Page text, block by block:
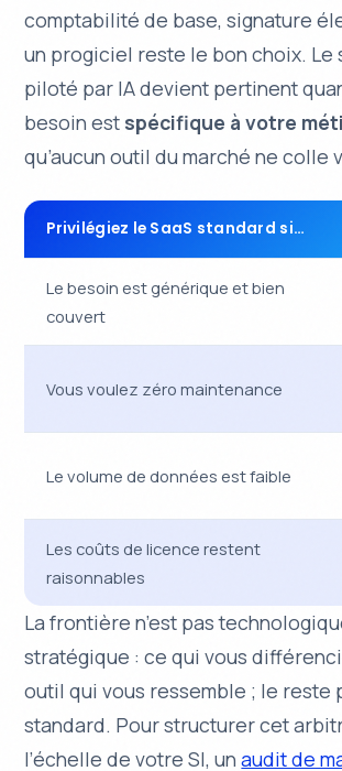
comptabilité de base, signature
un progiciel reste le bon choix. Le
piloté par IA devient pertinent
besoin est spécifique à votre
qu’aucun outil du marché ne colle
Privilégiez le SaaS standard si…
Le besoin est générique et bien
couvert
Vous voulez zéro maintenance
Le volume de données est faible
Les coûts de licence restent
raisonnables
La frontière n’est pas
stratégique : ce qui vous
outil qui vous ressemble ; le reste
standard. Pour structurer cet
l’échelle de votre SI, unaudit de